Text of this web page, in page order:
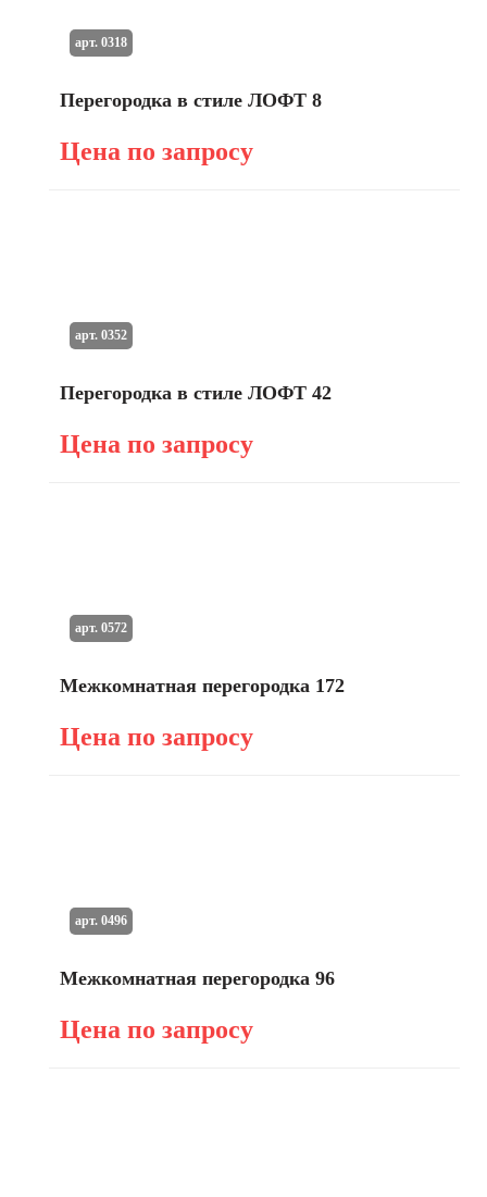
Перегородка в стиле ЛОФТ 8
Цена по запросу
арт. 0318
Перегородка в стиле ЛОФТ 42
Цена по запросу
арт. 0352
Межкомнатная перегородка 172
Цена по запросу
арт. 0572
Межкомнатная перегородка 96
Цена по запросу
арт. 0496